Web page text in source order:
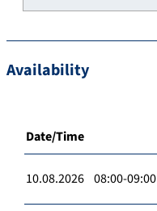
Availability
Date/Time
10.08.2026 08:00-09:00